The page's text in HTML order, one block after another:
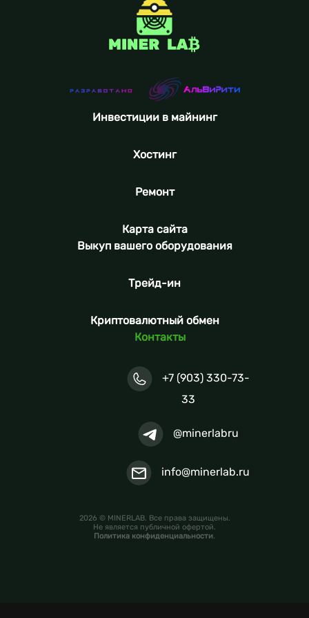
Инвестиции в майнинг
Хостинг
Ремонт
Карта сайта
Выкуп вашего оборудования
Трейд-ин
Криптовалютный обмен
Контакты
+7 (903) 330-73-
33
@minerlabru
info@minerlab.ru
2026 © MINERLAB. Все права защищены.
Не является публичной офертой.
Политика конфиденциальности.